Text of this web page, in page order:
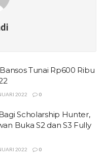
Tunai Rp600 Ribu
2022 0
Scholarship Hunter,
Buka S2 dan S3 Fully
2022 0